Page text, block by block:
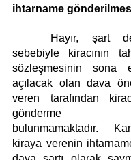
ihtarname
sebebiyle kiracının
sözleşmesinin sona
açılacak olan dava
veren tarafından
gönderme
bulunmamaktadır.
kiraya verenin